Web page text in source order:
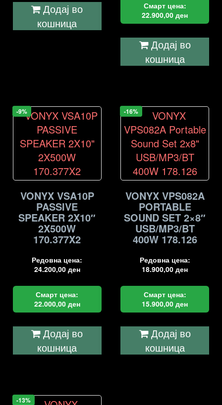
Додај во
кошница
Смарт цена:
22.900,00ден
Додај во
кошница
-9%
VONYX VSA10P
PASSIVE
SPEAKER 2X10″
2X500W
170.377X2
Редовна цена:
24.200,00 ден
Смарт цена:
22.000,00 ден
Додај во
кошница
-16%
VONYX VPS082A
PORTABLE
SOUND SET 2×8″
USB/MP3/BT
400W 178.126
Редовна цена:
18.900,00ден
Смарт цена:
15.900,00ден
Додај во
кошница
-13%